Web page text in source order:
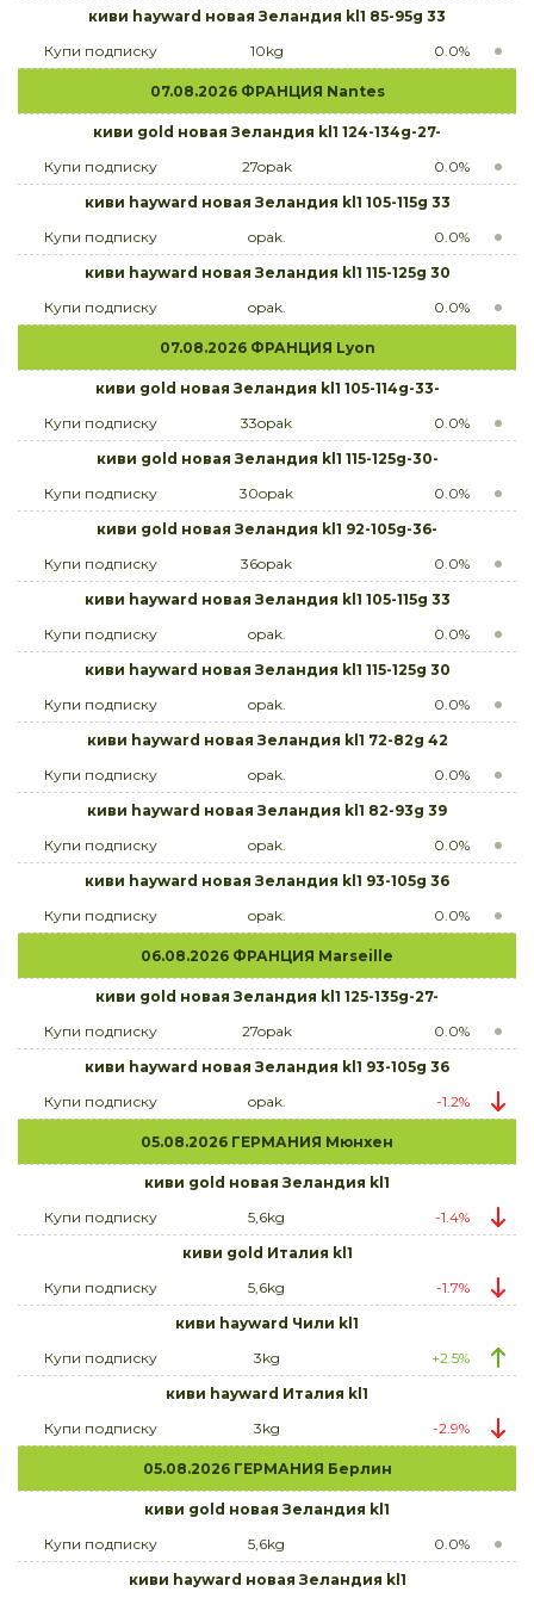
киви hayward новая Зеландия kl1 85-95g 33
Купи подписку
10kg 0.0%
07.08.2026 ФРАНЦИЯ Nantes
киви gold новая Зеландия kl1 124-134g-27-
Купи подписку
27opak
0.0%
киви hayward новая Зеландия kl1 105-115g 33
Купи подписку
opak.
0.0%
киви hayward новая Зеландия kl1 115-125g 30
Купи подписку
opak. 0.0%
07.08.2026 ФРАНЦИЯ Lyon
киви gold новая Зеландия kl1 105-114g-33-
Купи подписку
33opak
0.0%
киви gold новая Зеландия kl1 115-125g-30-
Купи подписку
30opak
0.0%
киви gold новая Зеландия kl1 92-105g-36-
Купи подписку
36opak
0.0%
киви hayward новая Зеландия kl1 105-115g 33
Купи подписку
opak.
0.0%
киви hayward новая Зеландия kl1 115-125g 30
Купи подписку
opak.
0.0%
киви hayward новая Зеландия kl1 72-82g 42
Купи подписку
opak.
0.0%
киви hayward новая Зеландия kl1 82-93g 39
Купи подписку
opak.
0.0%
киви hayward новая Зеландия kl1 93-105g 36
Купи подписку
opak. 0.0%
06.08.2026 ФРАНЦИЯ Marseille
киви gold новая Зеландия kl1 125-135g-27-
Купи подписку
27opak
0.0%
киви hayward новая Зеландия kl1 93-105g 36
Купи подписку
opak. -1.2%
05.08.2026 ГЕРМАНИЯ Мюнхен
киви gold новая Зеландия kl1
Купи подписку
5,6kg
-1.4%
киви gold Италия kl1
Купи подписку
5,6kg
-1.7%
киви hayward Чили kl1
Купи подписку
3kg
+2.5%
киви hayward Италия kl1
Купи подписку
3kg -2.9%
05.08.2026 ГЕРМАНИЯ Берлин
киви gold новая Зеландия kl1
Купи подписку
5,6kg
0.0%
киви hayward новая Зеландия kl1